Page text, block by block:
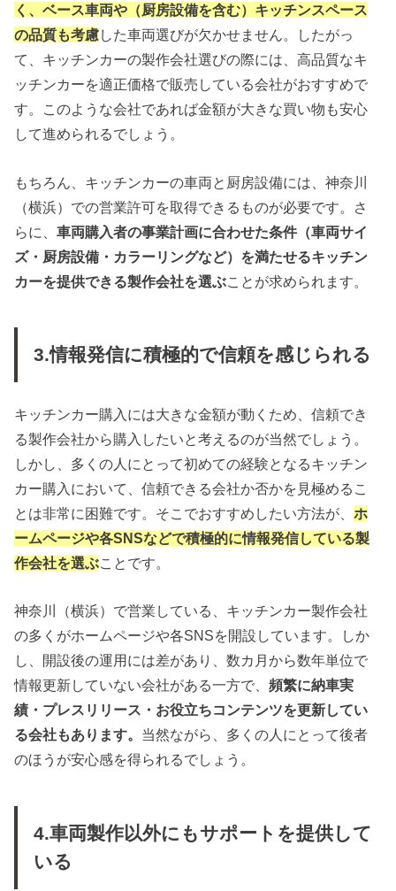
く、ベース車両や（厨房設備を含む）キッチンスペース
の品質も考慮した車両選びが欠かせません。したがっ
て、キッチンカーの製作会社選びの際には、高品質なキ
ッチンカーを適正価格で販売している会社がおすすめで
す。このような会社であれば金額が大きな買い物も安心
して進められるでしょう。
もちろん、キッチンカーの車両と厨房設備には、神奈川
（横浜）での営業許可を取得できるものが必要です。さ
らに、車両購入者の事業計画に合わせた条件（車両サイ
ズ・厨房設備・カラーリングなど）を満たせるキッチン
カーを提供できる製作会社を選ぶことが求められます。
3.情報発信に積極的で信頼を感じられる
キッチンカー購入には大きな金額が動くため、信頼でき
る製作会社から購入したいと考えるのが当然でしょう。
しかし、多くの人にとって初めての経験となるキッチン
カー購入において、信頼できる会社か否かを見極めるこ
とは非常に困難です。そこでおすすめしたい方法が、ホ
ームページや各SNSなどで積極的に情報発信している製
作会社を選ぶことです。
神奈川（横浜）で営業している、キッチンカー製作会社
の多くがホームページや各SNSを開設しています。しか
し、開設後の運用には差があり、数カ月から数年単位で
情報更新していない会社がある一方で、頻繁に納車実
績・プレスリリース・お役立ちコンテンツを更新してい
る会社もあります。 当然ながら、多くの人にとって後者
のほうが安心感を得られるでしょう。
4.車両製作以外にもサポートを提供して
いる